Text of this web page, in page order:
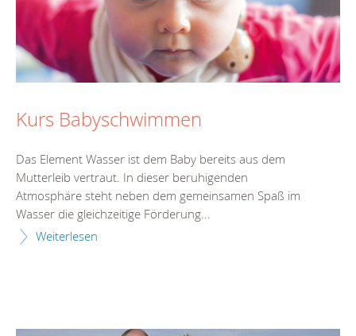
Kurs Babyschwimmen
Das Element Wasser ist dem Baby bereits aus dem
Mutterleib vertraut. In dieser beruhigenden
Atmosphäre steht neben dem gemeinsamen Spaß im
Wasser die gleichzeitige Förderung...
Weiterlesen